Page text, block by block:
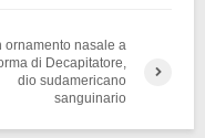
ornamento nasale a
di Decapitatore,
dio sudamericano
sanguinario